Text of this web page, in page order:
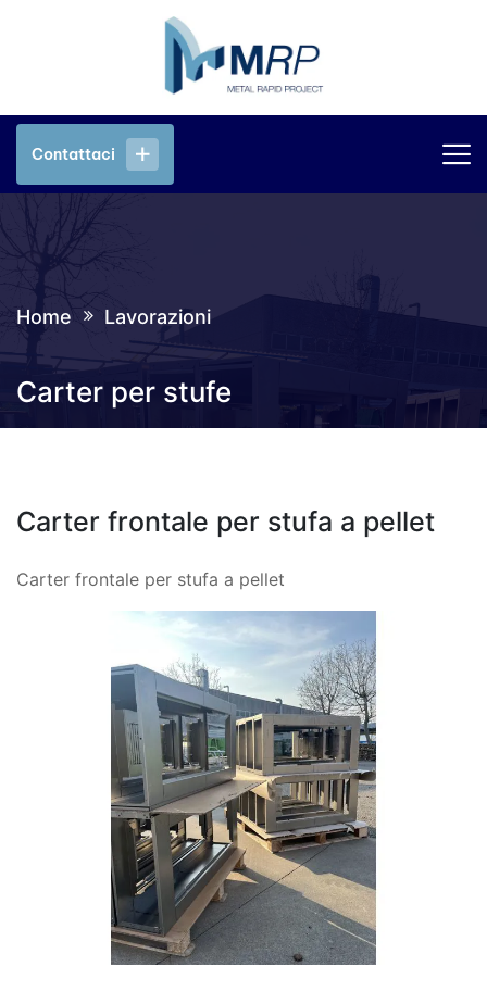
Contattaci
Contattaci
Home Lavorazioni
Carter per stufe
Carter frontale per stufa a pellet
Carter frontale per stufa a pellet